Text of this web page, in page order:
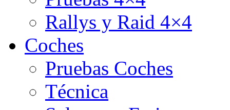
Rallys y Raid 4×4
Coches
Pruebas Coches
Técnica